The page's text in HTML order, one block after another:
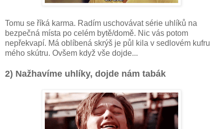
Tomu se říká karma. Radím uschovávat série uhlíků na
bezpečná místa po celém bytě/domě. Nic vás potom
nepřekvapí. Má oblíbená skrýš je půl kila v sedlovém kufru
mého skútru. Ovšem když vše dojde...
2) Nažhavíme uhlíky, dojde nám tabák